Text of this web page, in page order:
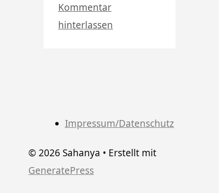
Kommentar
hinterlassen
Impressum/Datenschutz
© 2026 Sahanya • Erstellt mit
GeneratePress